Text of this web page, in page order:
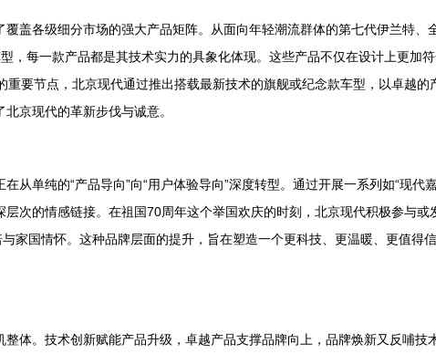
盖各级细分市场的强大产品矩阵。从面向年轻潮流群体的第七代伊兰特、
，每一款产品都是其技术实力的具象化体现。这些产品不仅在设计上更加
要节点，北京现代通过推出搭载最新技术的旗舰或纪念款车型，以卓越
京现代的革新步伐与诚意。
单纯的“产品导向”向“用户体验导向”深度转型。通过开展一系列如“现代
次的情感链接。在祖国70周年这个举国欢庆的时刻，北京现代积极参与
家国情怀。这种品牌层面的提升，旨在塑造一个更科技、更温暖、更值得
体。技术创新赋能产品升级，卓越产品支撑品牌向上，品牌焕新又反哺技